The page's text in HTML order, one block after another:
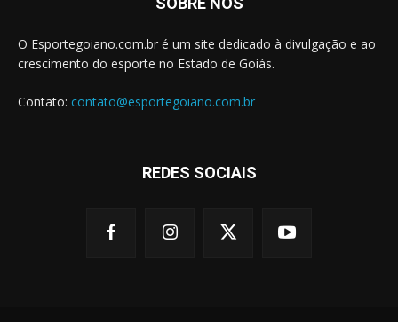
O Esportegoiano.com.br é um site dedicado à divulgação e ao
crescimento do esporte no Estado de Goiás.
Contato: contato@esportegoiano.com.br
REDES SOCIAIS